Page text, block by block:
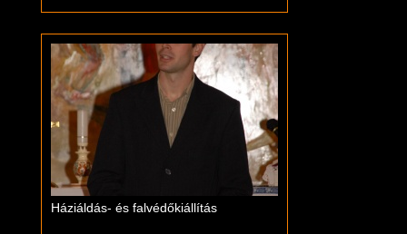
Háziáldás- és falvédőkiállítás